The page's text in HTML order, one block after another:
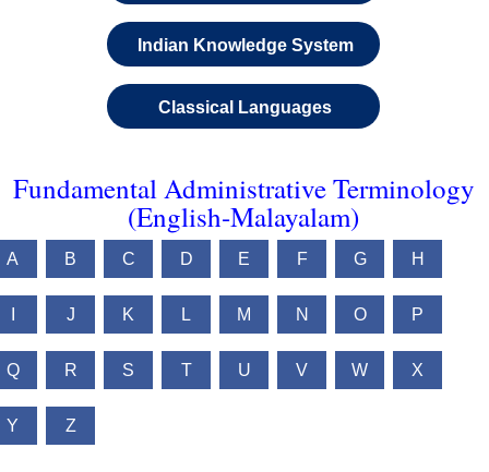
Indian Knowledge System
Classical Languages
Fundamental Administrative Terminology
(English-Malayalam)
A B C D E F G H
J K L M N O P
Q R S T U V W X
Y Z